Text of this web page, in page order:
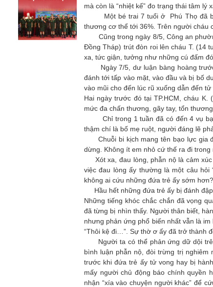
mà còn là “nhiệt kế” đo trạng thái tâm lý
Một bé trai 7 tuổi ở Phú Thọ đã bị
thương cơ thể tới 36%. Trên người cháu
Cũng trong ngày 8/5, Công an
Đồng Tháp) trút đòn roi lên cháu T. (14
xa, tức giận, tưởng như những cú đấm
Ngày 7/5, dư luận bàng hoàng
đánh tới tấp vào mặt, vào đầu và bị bố
vào mũi cho đến lúc rũ xuống dẫn đến tử
Hai ngày trước đó tại TP.HCM, cháu
mức đa chấn thương, gãy tay, tổn
Chỉ trong 1 tuần đã có đến 4 vụ bạo
thậm chí là bố mẹ ruột, người đáng lẽ
Chuỗi bi kịch mang tên bạo lực gia
dừng. Không ít em nhỏ cứ thế ra đi
Xót xa, đau lòng, phẫn nộ là cảm xúc
việc đau lòng ấy thường là một câu
không ai cứu những đứa trẻ ấy sớm
Hầu hết những đứa trẻ ấy bị đánh đập
Những tiếng khóc chắc chắn đã vọng
đã từng bị nhìn thấy. Người thân biết,
nhưng phản ứng phổ biến nhất vẫn là
“Thôi kệ đi…”. Sự thờ ơ ấy đã trở thành
Người ta có thể phản ứng dữ dội
bình luận phẫn nộ, đòi trừng trị nghiêm
trước khi đứa trẻ ấy tử vong hay bị
mấy người chủ động báo chính quyền
nhận “xía vào chuyện người khác” để